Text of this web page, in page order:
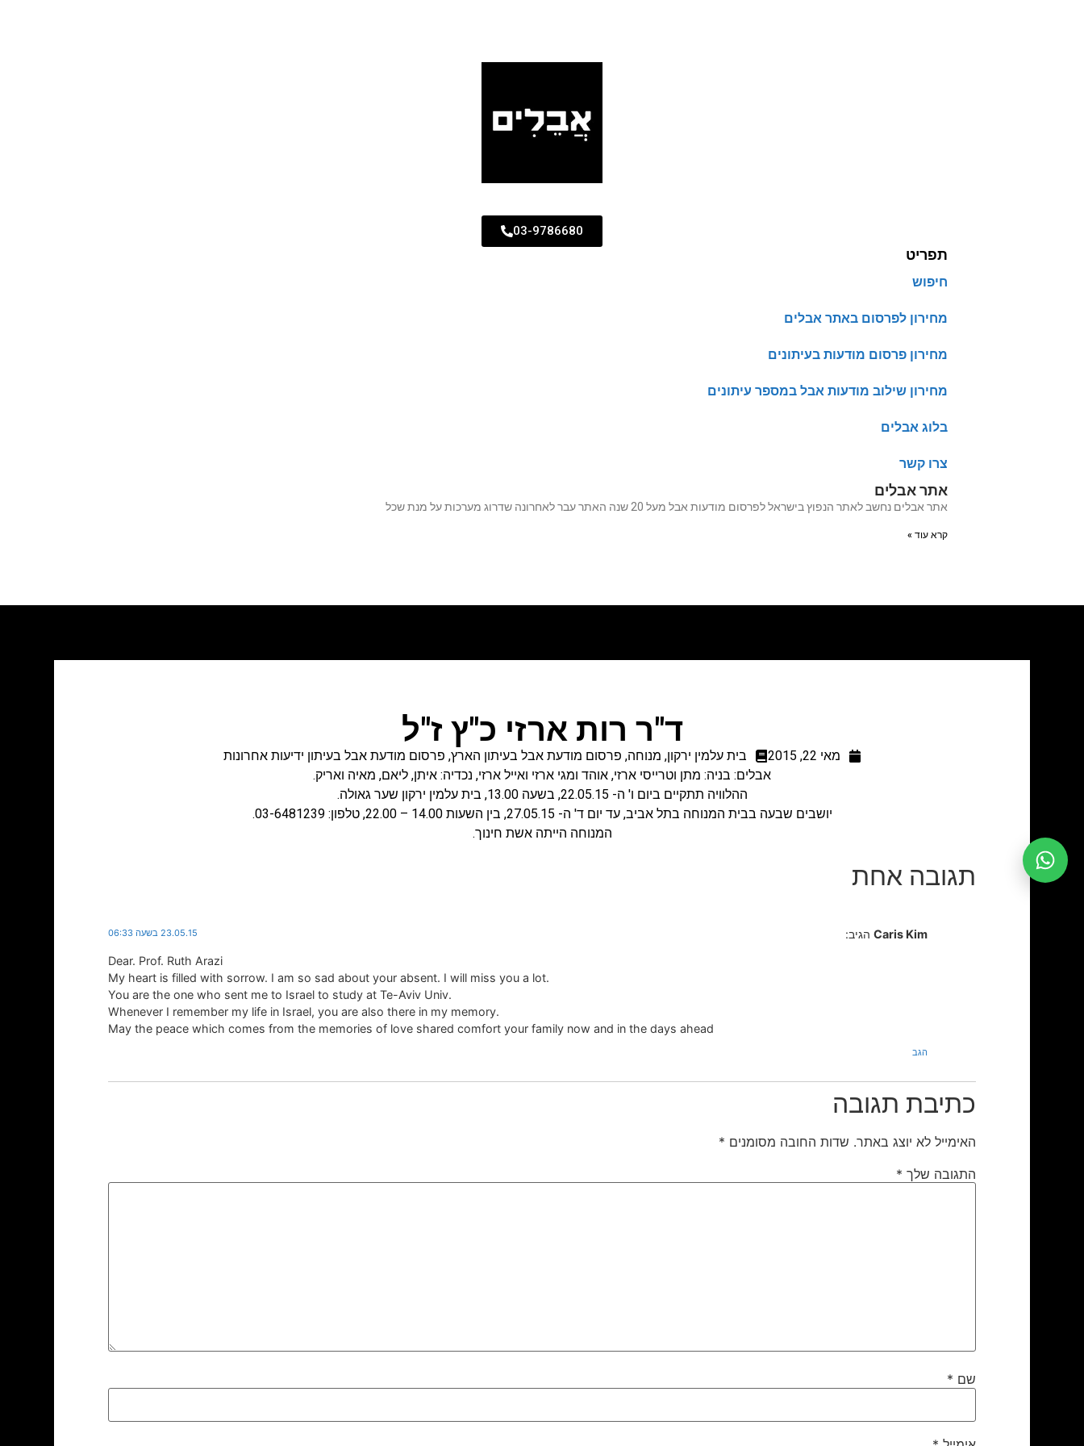
03-9786680
תפריט
חיפוש
מחירון לפרסום באתר אבלים
מחירון פרסום מודעות בעיתונים
מחירון שילוב מודעות אבל במספר עיתונים
בלוג אבלים
צרו קשר
אתר אבלים
אתר אבלים נחשב לאתר הנפוץ בישראל לפרסום מודעות אבל מעל 20 שנה האתר עבר לאחרונה שדרוג מערכות על מנת שכל
קרא עוד »
ד"ר רות ארזי כ"ץ ז"ל
מאי 22, 2015 בית עלמין ירקון, מנוחה, פרסום מודעת אבל בעיתון הארץ, פרסום מודעת אבל בעיתון ידיעות אחרונות
אבלים: בניה: מתן וטרייסי ארזי, אוהד ומגי ארזי ואייל ארזי, נכדיה: איתן, ליאם, מאיה ואריק.
ההלוויה תתקיים ביום ו' ה- 22.05.15, בשעה 13.00, בית עלמין ירקון שער גאולה.
יושבים שבעה בבית המנוחה בתל אביב, עד יום ד' ה- 27.05.15, בין השעות 14.00 – 22.00, טלפון: 03-6481239.
המנוחה הייתה אשת חינוך.
תגובה אחת
Caris Kim הגיב: 23.05.15 בשעה 06:33
Dear. Prof. Ruth Arazi
.My heart is filled with sorrow. I am so sad about your absent. I will miss you a lot
.You are the one who sent me to Israel to study at Te-Aviv Univ
.Whenever I remember my life in Israel, you are also there in my memory
May the peace which comes from the memories of love shared comfort your family now and in the days ahead
הגב
כתיבת תגובה
האימייל לא יוצג באתר. שדות החובה מסומנים *
התגובה שלך *
שם *